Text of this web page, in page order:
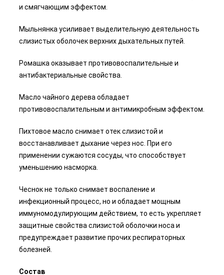
и смягчающим эффектом.
Мыльнянка усиливает выделительную деятельность
слизистых оболочек верхних дыхательных путей.
Ромашка оказывает противовоспалительные и
антибактериальные свойства.
Масло чайного дерева обладает
противовоспалительным и антимикробным эффектом.
Пихтовое масло снимает отек слизистой и
восстанавливает дыхание через нос. При его
применении сужаются сосуды, что способствует
уменьшению насморка.
Чеснок не только снимает воспаление и
инфекционный процесс, но и обладает мощным
иммуномодулирующим действием, то есть укрепляет
защитные свойства слизистой оболочки носа и
предупреждает развитие прочих респираторных
болезней.
Состав